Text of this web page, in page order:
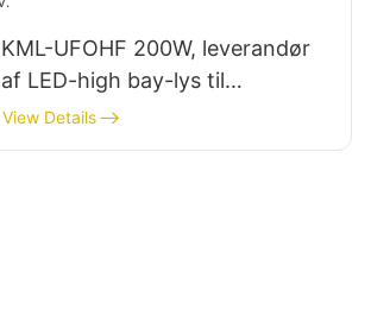
KML-UFOHF 200W, leverandør
af LED-high bay-lys til
indendørs belysning i
udstillingshaller, fitnesscentre
View Details